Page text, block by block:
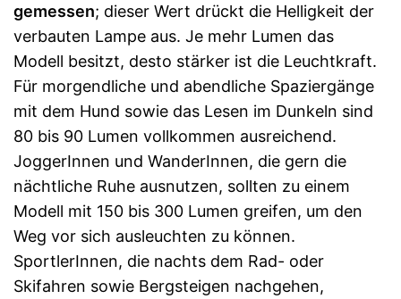
gemessen; dieser Wert drückt die Helligkeit der
verbauten Lampe aus. Je mehr Lumen das
Modell besitzt, desto stärker ist die Leuchtkraft.
Für morgendliche und abendliche Spaziergänge
mit dem Hund sowie das Lesen im Dunkeln sind
80 bis 90 Lumen vollkommen ausreichend.
JoggerInnen und WanderInnen, die gern die
nächtliche Ruhe ausnutzen, sollten zu einem
Modell mit 150 bis 300 Lumen greifen, um den
Weg vor sich ausleuchten zu können.
SportlerInnen, die nachts dem Rad- oder
Skifahren sowie Bergsteigen nachgehen,